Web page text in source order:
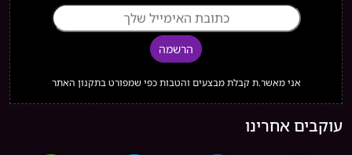
הרשמה
אני מאשר.ת קבלת מבצעים והטבות כפי שמפורט בתקנון האתר
עוקבים אחרינו